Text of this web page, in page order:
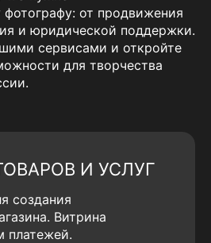
от продвижения
и юридической поддержки.
сервисами и откройте
для творчества
И УСЛУГ
создания
Витрина
платежей.